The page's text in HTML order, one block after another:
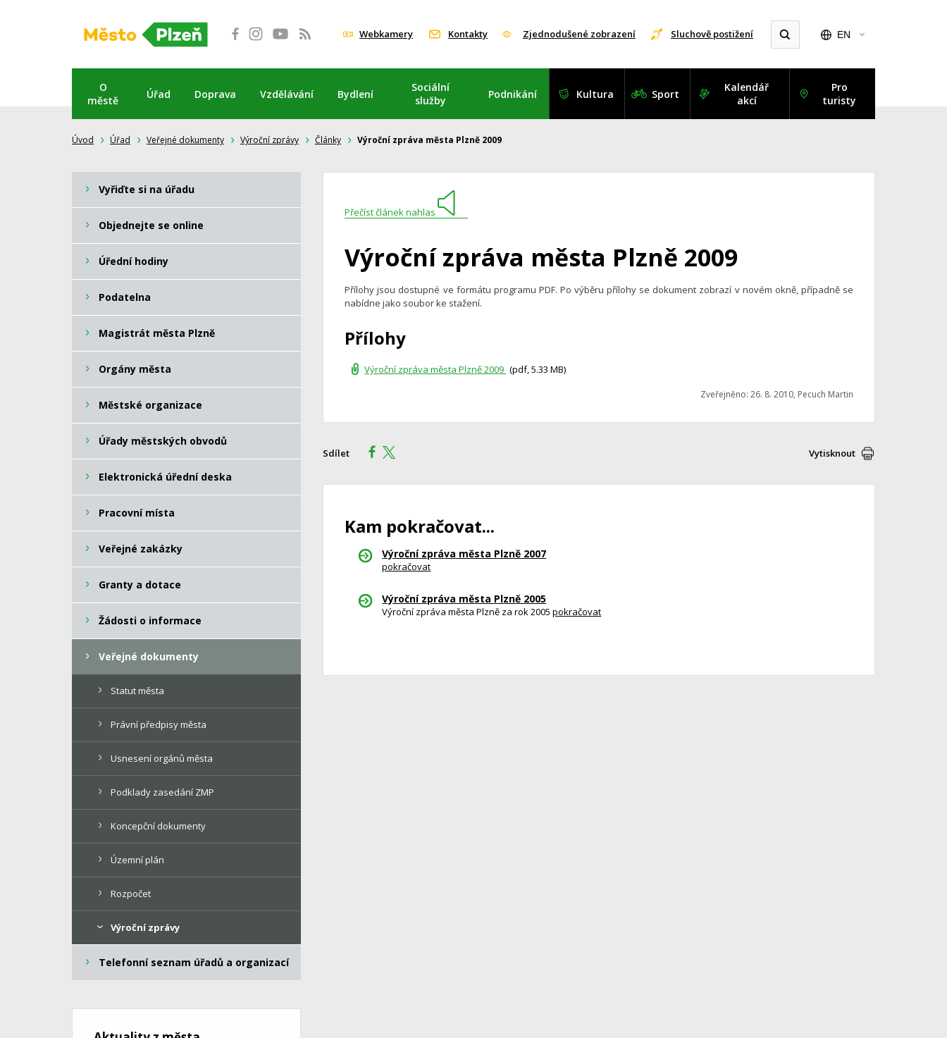
Webkamery Kontakty Zjednodušené zobrazení Sluchově postižení EN
O
městě
Úřad Doprava Vzdělávání Bydlení
Sociální
služby
Podnikání Kultura Sport
Kalendář
akcí
Pro
turisty
Úvod Úřad Veřejné dokumenty Výroční zprávy Články Výroční zpráva města Plzně 2009
Přečíst článek nahlas
Výroční zpráva města Plzně 2009
Přílohy jsou dostupné ve formátu programu PDF. Po výběru přílohy se dokument zobrazí v novém okně, případně se
nabídne jako soubor ke stažení.
Přílohy
Výroční zpráva města Plzně 2009 (pdf, 5.33 MB)
Zveřejněno: 26. 8. 2010, Pecuch Martin
Sdílet Vytisknout
Kam pokračovat...
Výroční zpráva města Plzně 2007
pokračovat
Výroční zpráva města Plzně 2005
Výroční zpráva města Plzně za rok 2005pokračovat
Vyřiďte si na úřadu
Objednejte se online
Úřední hodiny
Podatelna
Magistrát města Plzně
Orgány města
Městské organizace
Úřady městských obvodů
Elektronická úřední deska
Pracovní místa
Veřejné zakázky
Granty a dotace
Žádosti o informace
Veřejné dokumenty
Statut města
Právní předpisy města
Usnesení orgánů města
Podklady zasedání ZMP
Koncepční dokumenty
Územní plán
Rozpočet
Výroční zprávy
Telefonní seznam úřadů a organizací